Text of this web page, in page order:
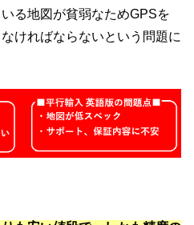
る地図が貧弱なためGPSを
ければならないという問題に